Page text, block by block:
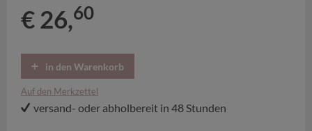
€ 26,60
in den Warenkorb
Auf den Merkzettel
versand- oder abholbereit in 48 Stunden